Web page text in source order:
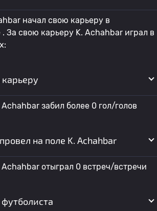
начал свою карьеру в
За свою карьеру K. Achahbar играл в
забил более 0 гол/голов
на поле K. Achahbar
отыграл 0 встреч/встречи